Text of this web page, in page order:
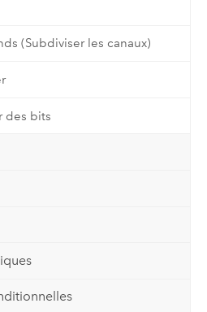
(Subdiviser les canaux)
des bits